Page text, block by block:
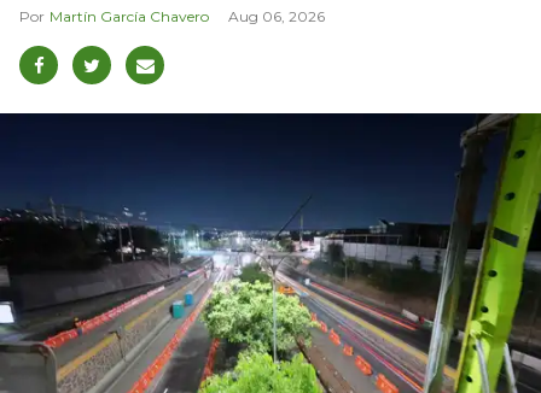
Martín García Chavero Aug 06, 2026